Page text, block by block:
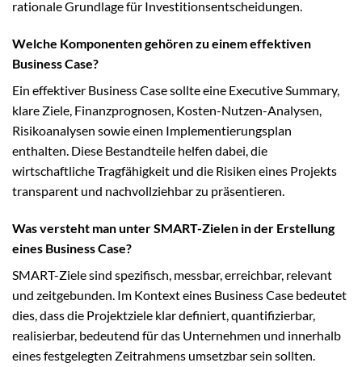
rationale Grundlage für Investitionsentscheidungen.
Welche Komponenten gehören zu einem effektiven
Business Case?
Ein effektiver Business Case sollte eine Executive Summary,
klare Ziele, Finanzprognosen, Kosten-Nutzen-Analysen,
Risikoanalysen sowie einen Implementierungsplan
enthalten. Diese Bestandteile helfen dabei, die
wirtschaftliche Tragfähigkeit und die Risiken eines Projekts
transparent und nachvollziehbar zu präsentieren.
Was versteht man unter SMART-Zielen in der Erstellung
eines Business Case?
SMART-Ziele sind spezifisch, messbar, erreichbar, relevant
und zeitgebunden. Im Kontext eines Business Case bedeutet
dies, dass die Projektziele klar definiert, quantifizierbar,
realisierbar, bedeutend für das Unternehmen und innerhalb
eines festgelegten Zeitrahmens umsetzbar sein sollten.